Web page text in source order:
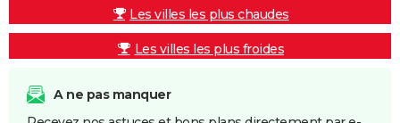
Les villes les plus chaudes
Les villes les plus froides
A ne pas manquer